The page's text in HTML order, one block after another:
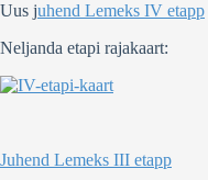
Uus juhend Lemeks IV etapp
Neljanda etapi rajakaart:
Juhend Lemeks III etapp